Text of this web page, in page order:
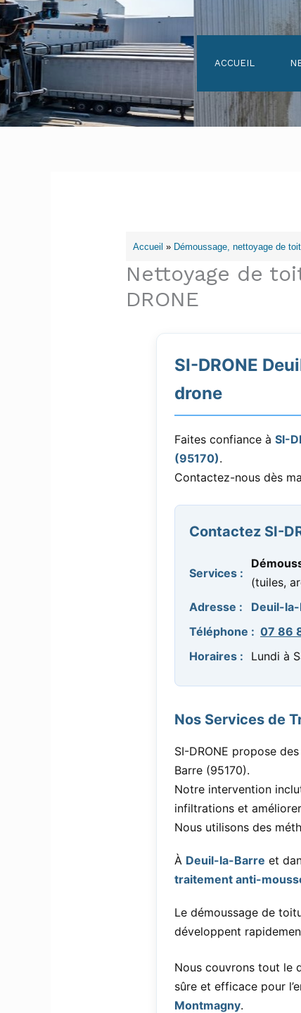
Aller
au
contenu
ACCUEIL
Accueil » Démoussage, nettoyage de
Nettoyage de
DRONE
SI-DRONE
drone
Faites confiance à SI-
(95170).
Contactez-nous dès
Contactez SI-
Services :
(tuiles,
Adresse :
Deuil-
Téléphone : 07 86
Horaires :
Lundi à
Nos Services de
SI-DRONE propose
Barre (95170).
Notre intervention
infiltrations et
Nous utilisons des
À Deuil-la-Barre et
traitement anti-
Le démoussage de
développent
Nous couvrons tout le
sûre et efficace pour
Montmagny.